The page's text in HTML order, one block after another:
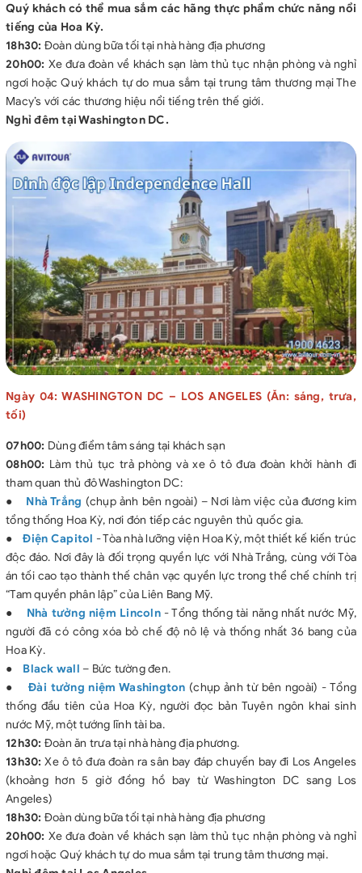
Quý khách có thể mua sắm các hãng thực phẩm chức năng nổi
tiếng của Hoa Kỳ.
18h30: Đoàn dùng bữa tối tại nhà hàng địa phương
20h00: Xe đưa đoàn về khách sạn làm thủ tục nhận phòng và nghỉ
ngơi hoặc Quý khách tự do mua sắm tại trung tâm thương mại The
Macy’s với các thương hiệu nổi tiếng trên thế giới.
Nghỉ đêm tại Washington DC.
Ngày 04: WASHINGTON DC – LOS ANGELES (Ăn: sáng, trưa,
tối)
07h00: Dùng điểm tâm sáng tại khách sạn
08h00: Làm thủ tục trả phòng và xe ô tô đưa đoàn khởi hành đi
tham quan thủ đô Washington DC:
● Nhà Trắng (chụp ảnh bên ngoài) – Nơi làm việc của đương kim
tổng thống Hoa Kỳ, nơi đón tiếp các nguyên thủ quốc gia.
●Điện Capitol - Tòa nhà lưỡng viện Hoa Kỳ, một thiết kế kiến trúc
độc đáo. Nơi đây là đối trọng quyền lực với Nhà Trắng, cùng với Tòa
án tối cao tạo thành thế chân vạc quyền lực trong thể chế chính trị
“Tam quyền phân lập” của Liên Bang Mỹ.
● Nhà tưởng niệm Lincoln- Tổng thống tài năng nhất nước Mỹ,
người đã có công xóa bỏ chế độ nô lệ và thống nhất 36 bang của
Hoa Kỳ.
● Black wall – Bức tường đen.
●Đài tưởng niệm Washington (chụp ảnh từ bên ngoài) - Tổng
thống đầu tiên của Hoa Kỳ, người đọc bản Tuyên ngôn khai sinh
nước Mỹ, một tướng lĩnh tài ba.
12h30: Đoàn ăn trưa tại nhà hàng địa phương.
13h30:Xe ô tô đưa đoàn ra sân bay đáp chuyến bay đi Los Angeles
(khoảng hơn 5 giờ đồng hồ bay từ Washington DC sang Los
Angeles)
18h30: Đoàn dùng bữa tối tại nhà hàng địa phương
20h00: Xe đưa đoàn về khách sạn làm thủ tục nhận phòng và nghỉ
ngơi hoặc Quý khách tự do mua sắm tại trung tâm thương mại.